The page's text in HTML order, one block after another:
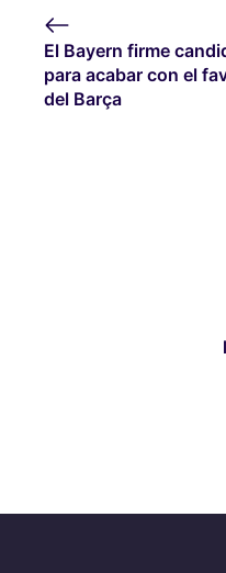
El Bayern firme
para acabar con el
del Barça